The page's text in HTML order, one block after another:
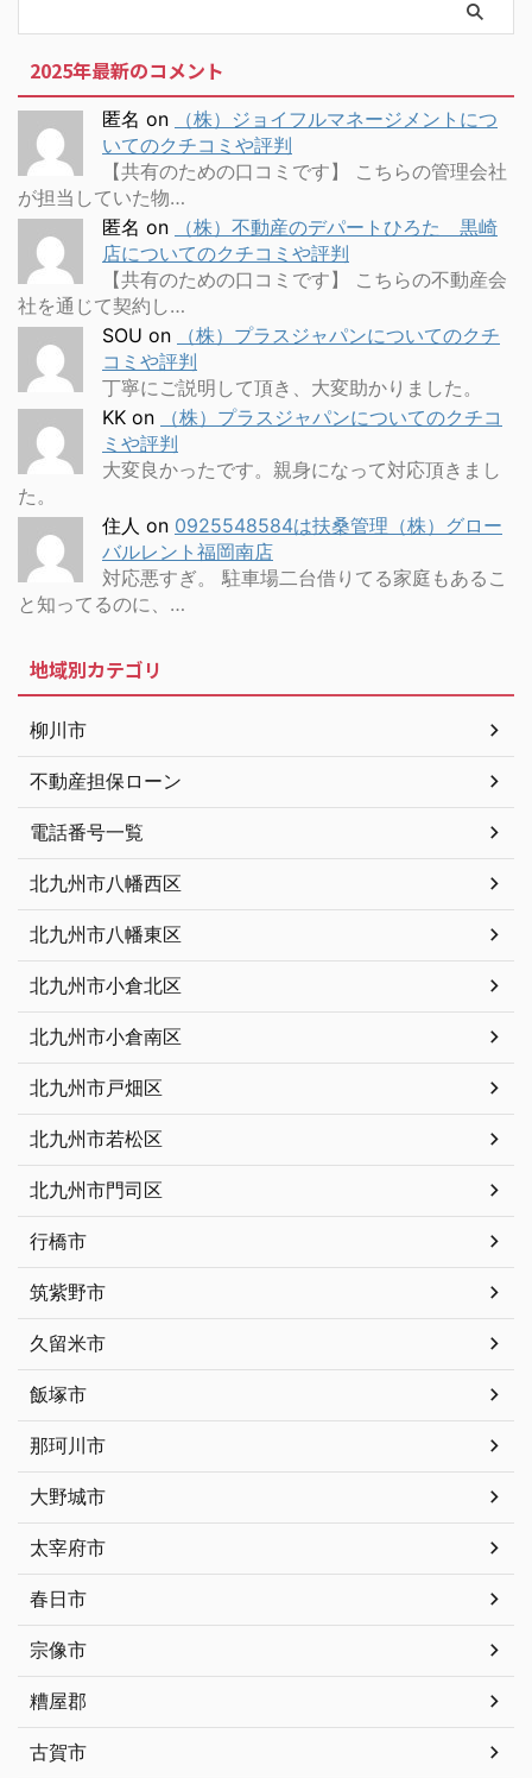
2025年最新のコメント
匿名 on
（株）ジョイフルマネージメントにつ
いてのクチコミや評判
【共有のための口コミです】 こちらの管理会社
が担当していた物…
匿名 on
（株）不動産のデパートひろた 黒崎
店についてのクチコミや評判
【共有のための口コミです】 こちらの不動産会
社を通じて契約し…
SOU on
（株）プラスジャパンについてのクチ
コミや評判
丁寧にご説明して頂き、大変助かりました。
KK on
（株）プラスジャパンについてのクチコ
ミや評判
大変良かったです。親身になって対応頂きまし
た。
住人 on 0925548584は扶桑管理（株）グロー
バルレント福岡南店
対応悪すぎ。 駐車場二台借りてる家庭もあるこ
と知ってるのに、…
地域別カテゴリ
柳川市
不動産担保ローン
電話番号一覧
北九州市八幡西区
北九州市八幡東区
北九州市小倉北区
北九州市小倉南区
北九州市戸畑区
北九州市若松区
北九州市門司区
行橋市
筑紫野市
久留米市
飯塚市
那珂川市
大野城市
太宰府市
春日市
宗像市
糟屋郡
古賀市